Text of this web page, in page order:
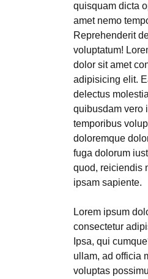
quisquam dicta
amet nemo
Reprehenderit
voluptatum!
dolor sit amet
adipisicing elit.
delectus
quibusdam vero
temporibus
doloremque
fuga dolorum
quod, reiciendis
ipsam sapiente.
Lorem ipsum
consectetur
Ipsa, qui
ullam, ad officia
voluptas